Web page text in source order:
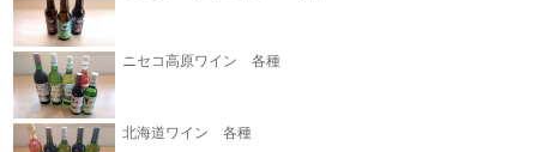
ニセコ高原ワイン 各種
北海道ワイン 各種